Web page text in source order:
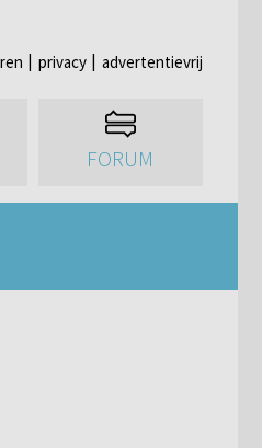
privacy advertentievrij
FORUM